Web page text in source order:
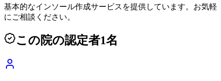
基本的なインソール作成サービスを提供しています。お気軽
にご相談ください。
この院の認定者1名